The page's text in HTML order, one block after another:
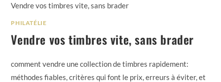
Vendre vos timbres vite, sans brader
PHILATÉLIE
Vendre vos timbres vite, sans brader
comment vendre une collection de timbres rapidement:
méthodes fiables, critères qui font le prix, erreurs à éviter, et